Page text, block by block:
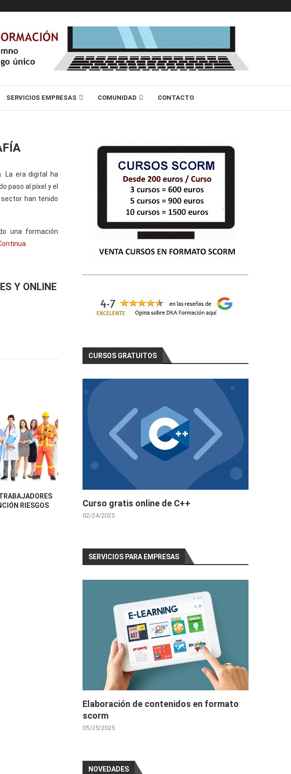
SERVICIOS EMPRESAS COMUNIDAD CONTACTO
La era digital ha
paso al píxel y el
han tenido
una formación
Y ONLINE
RIESGOS
CURSOS GRATUITOS
Curso gratis online de C++
02/24/2025
SERVICIOS PARA EMPRESAS
Elaboración de contenidos en formato
scorm
05/25/2025
NOVEDADES